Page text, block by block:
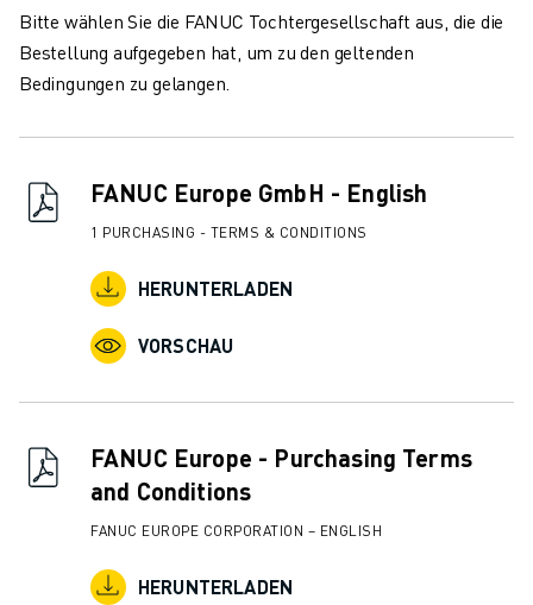
ROBODRILL KOMPAKTE CNC-BEARBEITUNGSZENTREN
ROBODRILL HARDWARE
ROBODRILL SOFTWARE
ROBODRILL ROBOTER-PAKET
ROBODRILL BILDUNGSPAKET
ROBOSHOT-FILTER
ROBOSHOT HARDWARE
ROBOSHOT NACHHALTIGKEIT
ROBOSHOT VORBEUGENDE WARTUNG
ROBOSHOT TOTAL COST OF OWNERSHIP
DRAHTERODIERMASCHINEN
ROBOCUT HARDWARE
Bitte wählen Sie die FANUC Tochtergesellschaft aus, die die
Bestellung aufgegeben hat, um zu den geltenden
Bedingungen zu gelangen.
FANUC Europe GmbH - English
1 PURCHASING - TERMS & CONDITIONS
HERUNTERLADEN
VORSCHAU
FANUC Europe - Purchasing Terms
and Conditions
FANUC EUROPE CORPORATION – ENGLISH
HERUNTERLADEN